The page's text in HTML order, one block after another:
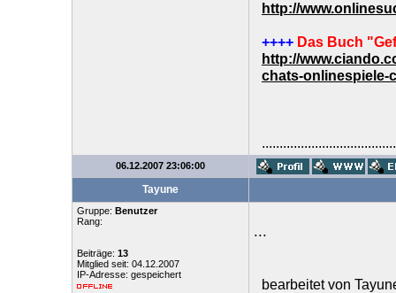
http://
++++ Das Buch
http://
chats-onlinespiele-
06.12.2007 23:06:00
Tayune
Gruppe: Benutzer
Rang:
Beiträge: 13
Mitglied seit: 04.12.2007
IP-Adresse: gespeichert
...
bearbeitet von